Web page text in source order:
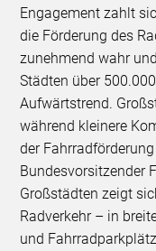
Engagement zahlt
die Förderung des
zunehmend wahr
Städten über
Aufwärtstrend.
während kleinere
der
Bundesvorsitzender
Großstädten zeigt
Radverkehr – in
und